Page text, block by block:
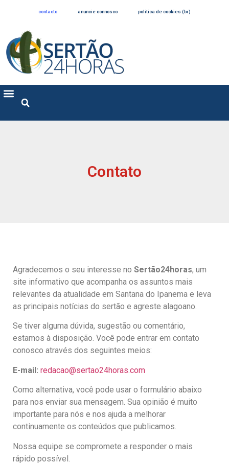
contacto anuncie connosco política de cookies (br)
Contato
Agradecemos o seu interesse no Sertão24horas, um
site informativo que acompanha os assuntos mais
relevantes da atualidade em Santana do Ipanema e leva
as principais notícias do sertão e agreste alagoano.
Se tiver alguma dúvida, sugestão ou comentário,
estamos à disposição. Você pode entrar em contato
conosco através dos seguintes meios:
E-mail: redacao@sertao24horas.com
Como alternativa, você pode usar o formulário abaixo
para nos enviar sua mensagem. Sua opinião é muito
importante para nós e nos ajuda a melhorar
continuamente os conteúdos que publicamos.
Nossa equipe se compromete a responder o mais
rápido possível.